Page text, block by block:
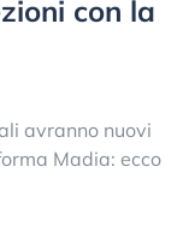
con la
avranno nuovi
Madia: ecco